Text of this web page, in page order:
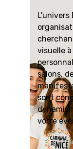
L'univers
visuelle
salons,
sont
votre